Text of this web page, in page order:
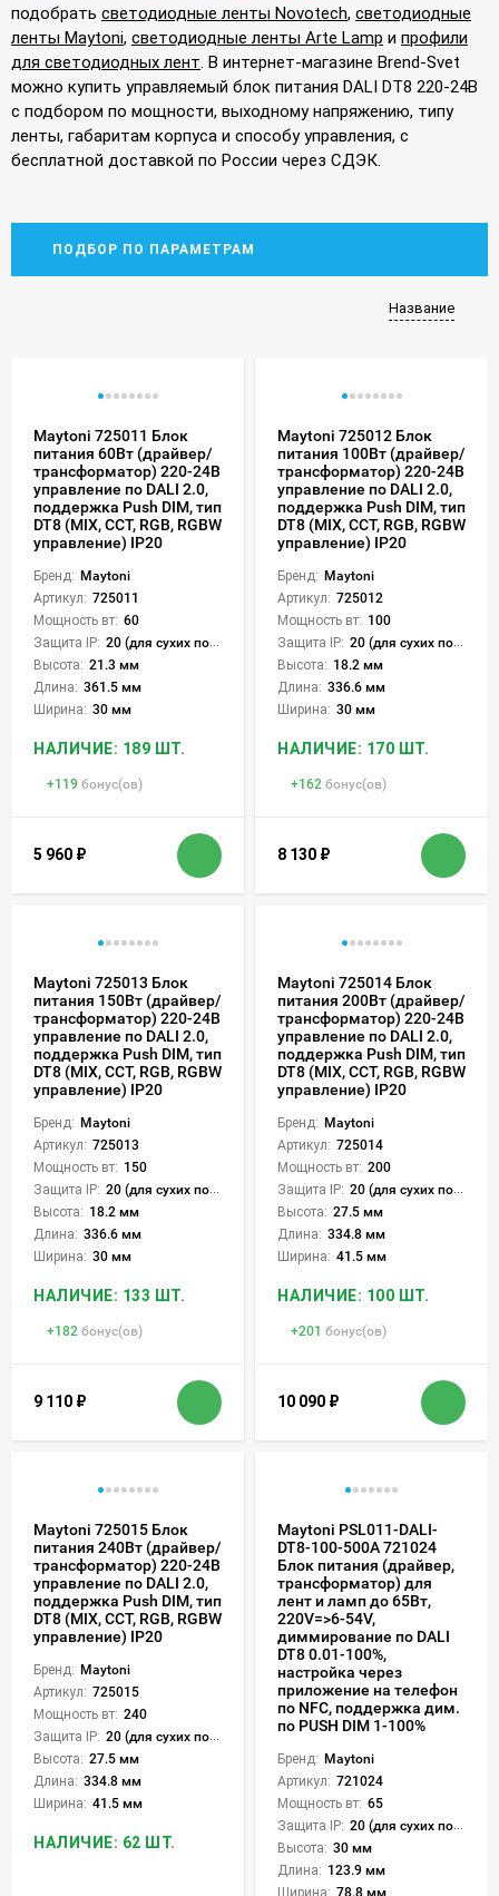
подобрать светодиодные ленты Novotech, светодиодные
ленты Maytoni, светодиодные ленты Arte Lamp и профили
для светодиодных лент. В интернет-магазине Brend-Svet
можно купить управляемый блок питания DALI DT8 220-24В
с подбором по мощности, выходному напряжению, типу
ленты, габаритам корпуса и способу управления, с
бесплатной доставкой по России через СДЭК.
ПОДБОР ПО ПАРАМЕТРАМ
Название
Maytoni 725011 Блок
питания 60Вт (драйвер/
трансформатор) 220-24В
управление по DALI 2.0,
поддержка Push DIM, тип
DT8 (MIX, CCT, RGB, RGBW
управление) IP20
Бренд: Maytoni
Артикул: 725011
Мощность вт: 60
Защита IP: 20 (для сухих пом.)
Высота: 21.3 мм
Длина: 361.5 мм
Ширина: 30 мм
НАЛИЧИЕ: 189 ШТ.
+119 бонус(ов)
5 960 ₽
Maytoni 725012 Блок
питания 100Вт (драйвер/
трансформатор) 220-24В
управление по DALI 2.0,
поддержка Push DIM, тип
DT8 (MIX, CCT, RGB, RGBW
управление) IP20
Бренд: Maytoni
Артикул: 725012
Мощность вт: 100
Защита IP: 20 (для сухих пом.)
Высота: 18.2 мм
Длина: 336.6 мм
Ширина: 30 мм
НАЛИЧИЕ: 170 ШТ.
+162 бонус(ов)
8 130 ₽
Maytoni 725013 Блок
питания 150Вт (драйвер/
трансформатор) 220-24В
управление по DALI 2.0,
поддержка Push DIM, тип
DT8 (MIX, CCT, RGB, RGBW
управление) IP20
Бренд: Maytoni
Артикул: 725013
Мощность вт: 150
Защита IP: 20 (для сухих пом.)
Высота: 18.2 мм
Длина: 336.6 мм
Ширина: 30 мм
НАЛИЧИЕ: 133 ШТ.
+182 бонус(ов)
9 110 ₽
Maytoni 725014 Блок
питания 200Вт (драйвер/
трансформатор) 220-24В
управление по DALI 2.0,
поддержка Push DIM, тип
DT8 (MIX, CCT, RGB, RGBW
управление) IP20
Бренд: Maytoni
Артикул: 725014
Мощность вт: 200
Защита IP: 20 (для сухих пом.)
Высота: 27.5 мм
Длина: 334.8 мм
Ширина: 41.5 мм
НАЛИЧИЕ: 100 ШТ.
+201 бонус(ов)
10 090 ₽
Maytoni 725015 Блок
питания 240Вт (драйвер/
трансформатор) 220-24В
управление по DALI 2.0,
поддержка Push DIM, тип
DT8 (MIX, CCT, RGB, RGBW
управление) IP20
Бренд: Maytoni
Артикул: 725015
Мощность вт: 240
Защита IP: 20 (для сухих пом.)
Высота: 27.5 мм
Длина: 334.8 мм
Ширина: 41.5 мм
НАЛИЧИЕ: 62 ШТ.
Maytoni PSL011-DALI-
DT8-100-500A 721024
Блок питания (драйвер,
трансформатор) для
лент и ламп до 65Вт,
220V=>6-54V,
диммирование по DALI
DT8 0.01-100%,
настройка через
приложение на телефон
по NFC, поддержка дим.
по PUSH DIM 1-100%
Бренд: Maytoni
Артикул: 721024
Мощность вт: 65
Защита IP: 20 (для сухих пом.)
Высота: 30 мм
Длина: 123.9 мм
Ширина: 78.8 мм